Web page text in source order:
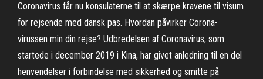
Coronavirus får nu konsulaterne til at skærpe kravene til visum
for rejsende med dansk pas. Hvordan påvirker Corona-
virussen min din rejse? Udbredelsen af Coronavirus, som
startede i december 2019 i Kina, har givet anledning til en del
henvendelser i forbindelse med sikkerhed og smitte på